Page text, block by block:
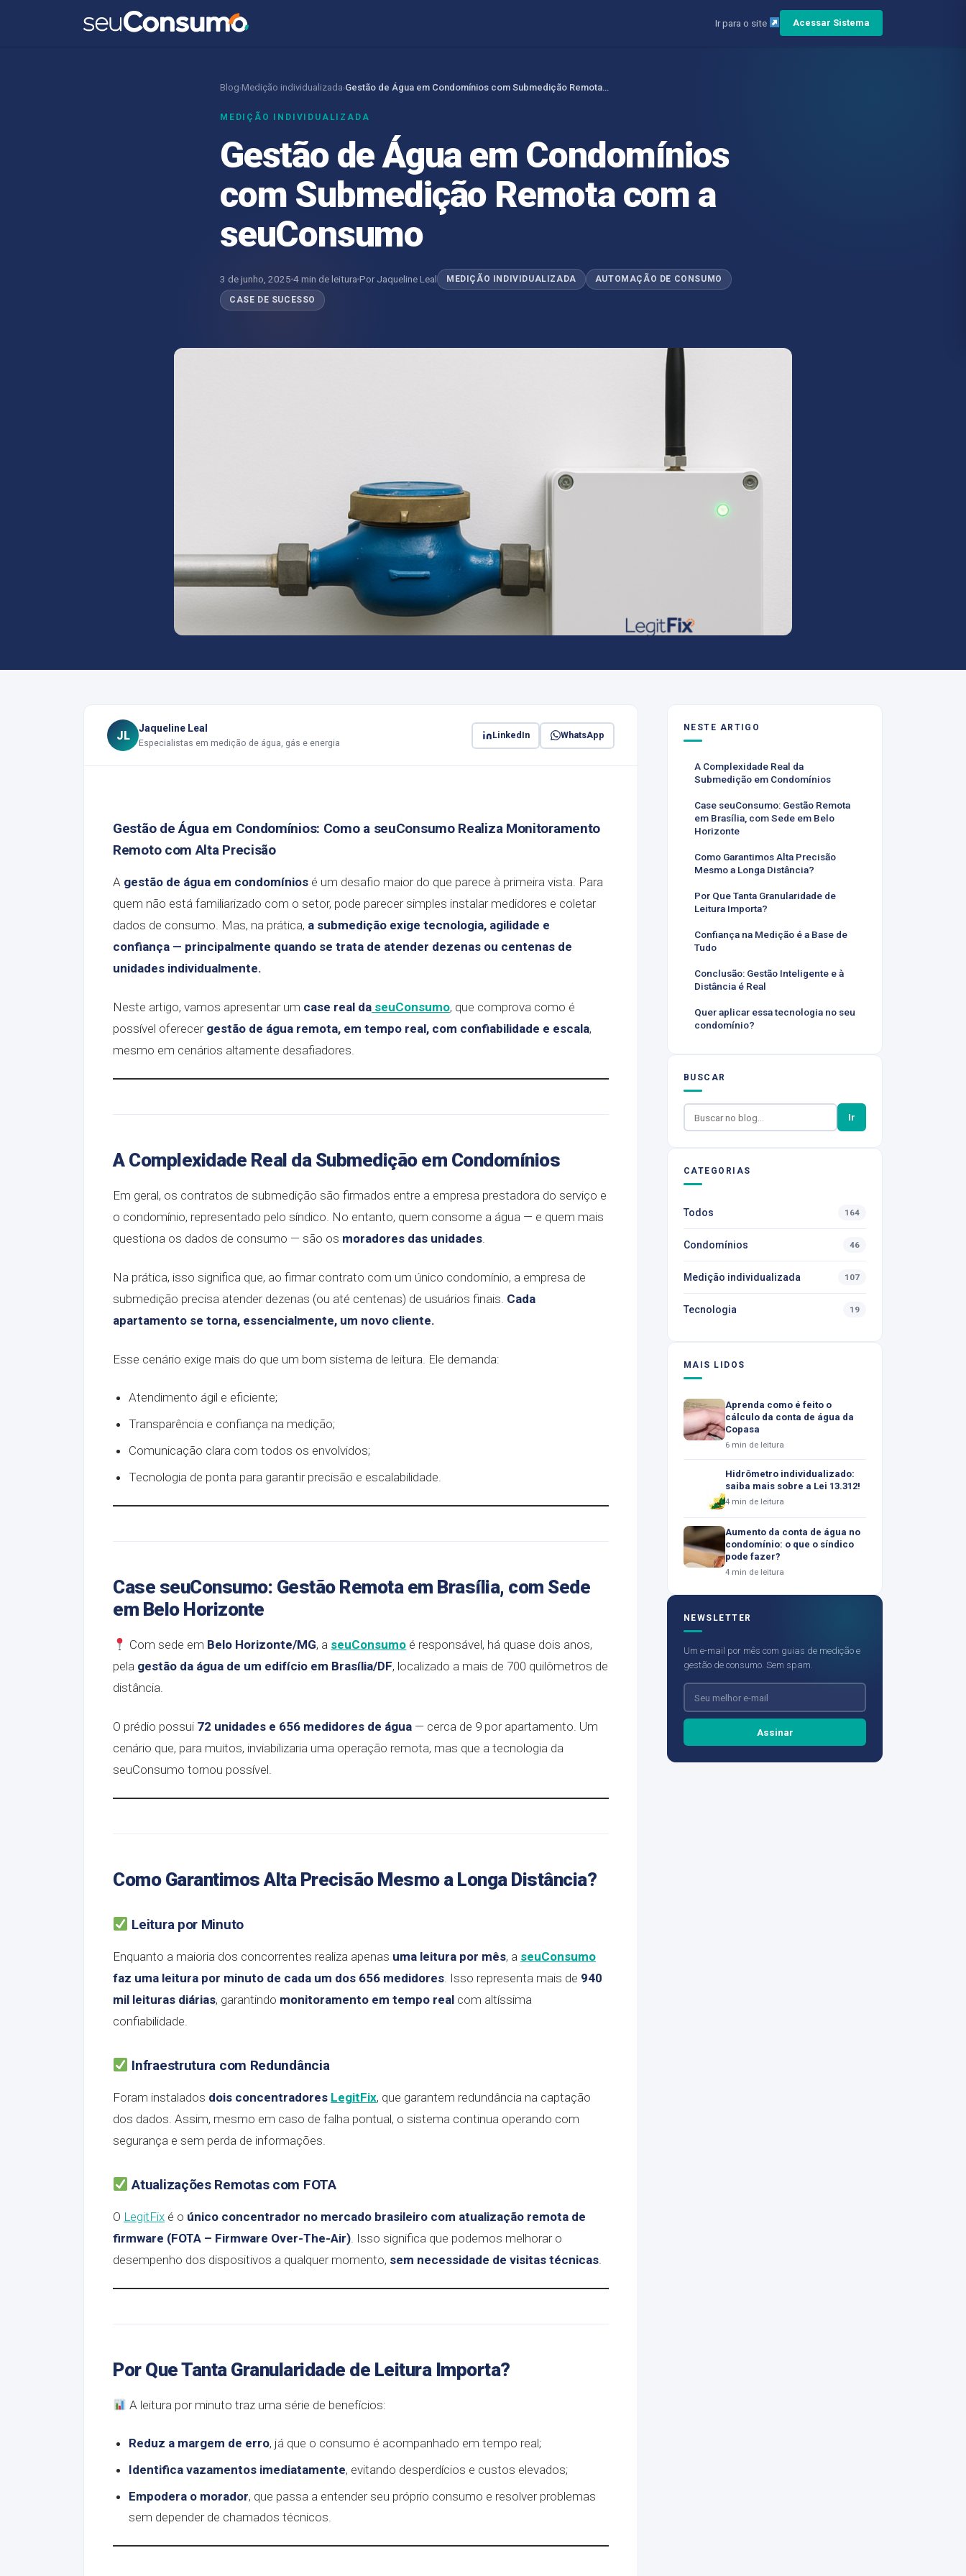
Ir para o site Acessar Sistema
Blog›Medição individualizada›Gestão de Água em Condomínios com Submedição Remota…
MEDIÇÃO INDIVIDUALIZADA
Gestão de Água em Condomínios
com Submedição Remota com a
seuConsumo
3 de junho, 2025 4 min de leitura Por Jaqueline Leal MEDIÇÃO INDIVIDUALIZADA AUTOMAÇÃO DE CONSUMO
CASE DE SUCESSO
JL
Jaqueline Leal
Especialistas em medição de água, gás e energia
LinkedIn WhatsApp
Gestão de Água em Condomínios: Como a seuConsumo Realiza Monitoramento
Remoto com Alta Precisão
A gestão de água em condomínios é um desafio maior do que parece à primeira vista. Para
quem não está familiarizado com o setor, pode parecer simples instalar medidores e coletar
dados de consumo. Mas, na prática, a submedição exige tecnologia, agilidade e
confiança — principalmente quando se trata de atender dezenas ou centenas de
unidades individualmente.
Neste artigo, vamos apresentar um case real da seuConsumo, que comprova como é
possível oferecer gestão de água remota, em tempo real, com confiabilidade e escala,
mesmo em cenários altamente desafiadores.
A Complexidade Real da Submedição em Condomínios
Em geral, os contratos de submedição são firmados entre a empresa prestadora do serviço e
o condomínio, representado pelo síndico. No entanto, quem consome a água — e quem mais
questiona os dados de consumo — são os moradores das unidades.
Na prática, isso significa que, ao firmar contrato com um único condomínio, a empresa de
submedição precisa atender dezenas (ou até centenas) de usuários finais. Cada
apartamento se torna, essencialmente, um novo cliente.
Esse cenário exige mais do que um bom sistema de leitura. Ele demanda:
Atendimento ágil e eficiente;
Transparência e confiança na medição;
Comunicação clara com todos os envolvidos;
Tecnologia de ponta para garantir precisão e escalabilidade.
Case seuConsumo: Gestão Remota em Brasília, com Sede
em Belo Horizonte
Com sede em Belo Horizonte/MG, a seuConsumo é responsável, há quase dois anos,
pela gestão da água de um edifício em Brasília/DF, localizado a mais de 700 quilômetros de
distância.
O prédio possui 72 unidades e 656 medidores de água — cerca de 9 por apartamento. Um
cenário que, para muitos, inviabilizaria uma operação remota, mas que a tecnologia da
seuConsumo tornou possível.
Como Garantimos Alta Precisão Mesmo a Longa Distância?
Leitura por Minuto
Enquanto a maioria dos concorrentes realiza apenas uma leitura por mês, a seuConsumo
faz uma leitura por minuto de cada um dos 656 medidores. Isso representa mais de 940
mil leituras diárias, garantindo monitoramento em tempo real com altíssima
confiabilidade.
Infraestrutura com Redundância
Foram instalados dois concentradores LegitFix, que garantem redundância na captação
dos dados. Assim, mesmo em caso de falha pontual, o sistema continua operando com
segurança e sem perda de informações.
Atualizações Remotas com FOTA
O LegitFix é o único concentrador no mercado brasileiro com atualização remota de
firmware (FOTA – Firmware Over-The-Air). Isso significa que podemos melhorar o
desempenho dos dispositivos a qualquer momento, sem necessidade de visitas técnicas.
Por Que Tanta Granularidade de Leitura Importa?
A leitura por minuto traz uma série de benefícios:
Reduz a margem de erro, já que o consumo é acompanhado em tempo real;
Identifica vazamentos imediatamente, evitando desperdícios e custos elevados;
Empodera o morador, que passa a entender seu próprio consumo e resolver problemas
sem depender de chamados técnicos.
NESTE ARTIGO
A Complexidade Real da
Submedição em Condomínios
Case seuConsumo: Gestão Remota
em Brasília, com Sede em Belo
Horizonte
Como Garantimos Alta Precisão
Mesmo a Longa Distância?
Por Que Tanta Granularidade de
Leitura Importa?
Confiança na Medição é a Base de
Tudo
Conclusão: Gestão Inteligente e à
Distância é Real
Quer aplicar essa tecnologia no seu
condomínio?
BUSCAR
Ir
CATEGORIAS
Todos 164
Condomínios 46
Medição individualizada 107
Tecnologia 19
MAIS LIDOS
Aprenda como é feito o
cálculo da conta de água da
Copasa
6 min de leitura
Hidrômetro individualizado:
saiba mais sobre a Lei 13.312!
4 min de leitura
Aumento da conta de água no
condomínio: o que o síndico
pode fazer?
4 min de leitura
NEWSLETTER
Um e-mail por mês com guias de medição e
gestão de consumo. Sem spam.
Assinar